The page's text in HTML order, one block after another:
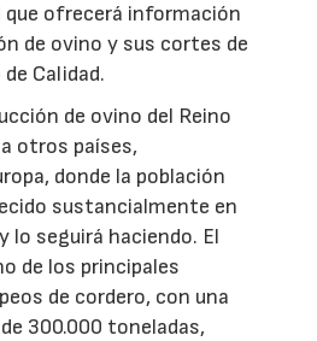
que ofrecerá información
de ovino y sus cortes de
Calidad.
de ovino del Reino
otros países,
donde la población
sustancialmente en
lo seguirá haciendo. El
de los principales
de cordero, con una
300.000 toneladas,